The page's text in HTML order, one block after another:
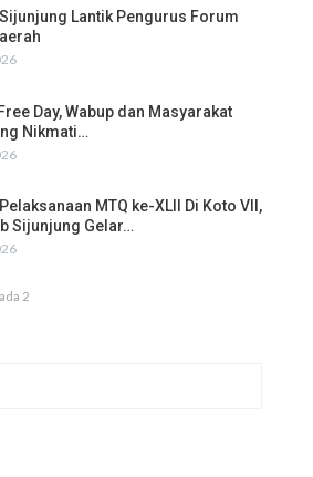
Lantik Pengurus Forum
Day, Wabup dan Masyarakat
Nikmati…
MTQ ke-XLII Di Koto VII,
Sijunjung Gelar…
2